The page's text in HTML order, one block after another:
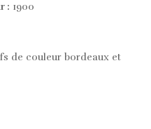
: 1900
de couleur bordeaux et